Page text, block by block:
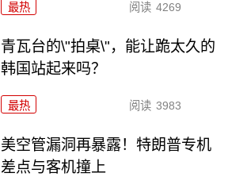
最热 阅读 4269
青瓦台的\"拍桌\"，能让跪太久的
韩国站起来吗？
最热 阅读 3983
美空管漏洞再暴露！特朗普专机
差点与客机撞上